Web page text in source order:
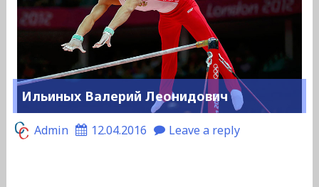
Ильиных Валерий Леонидович
Admin 12.04.2016 Leave a reply